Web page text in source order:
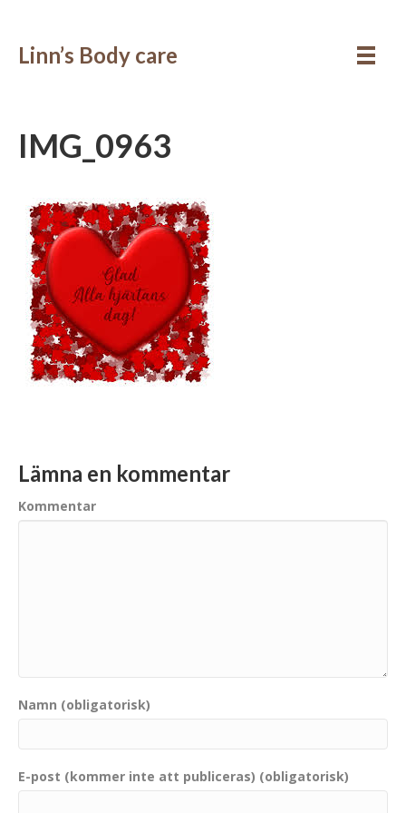
Linn’s Body care
IMG_0963
Lämna en kommentar
Kommentar
Namn (obligatorisk)
E-post (kommer inte att publiceras) (obligatorisk)